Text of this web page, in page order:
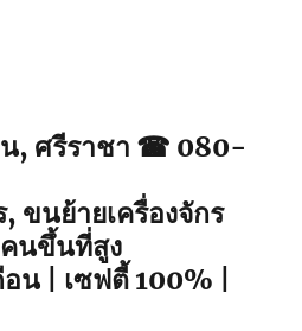
น, ศรีราชา ☎ 080-
, ขนย้ายเครื่องจักร
นขึ้นที่สูง
น | เซฟตี้ 100% |